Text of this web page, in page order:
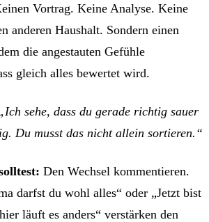
Vortrag. Keine Analyse. Keine
anderen Haushalt. Sondern einen
die angestauten Gefühle
gleich alles bewertet wird.
sehe, dass du gerade richtig sauer
Du musst das nicht allein sortieren.“
Den Wechsel kommentieren.
darfst du wohl alles“ oder „Jetzt bist
läuft es anders“ verstärken den